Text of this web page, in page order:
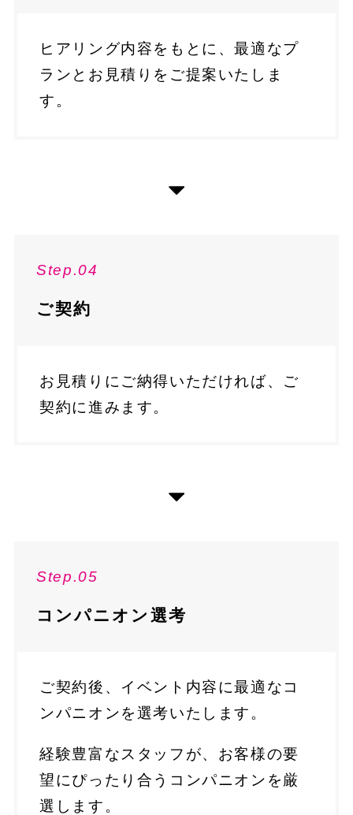
ヒアリング内容をもとに、最適なプ
ランとお見積りをご提案いたしま
す。
Step.04
ご契約
お見積りにご納得いただければ、ご
契約に進みます。
Step.05
コンパニオン選考
ご契約後、イベント内容に最適なコ
ンパニオンを選考いたします。
経験豊富なスタッフが、お客様の要
望にぴったり合うコンパニオンを厳
選します。